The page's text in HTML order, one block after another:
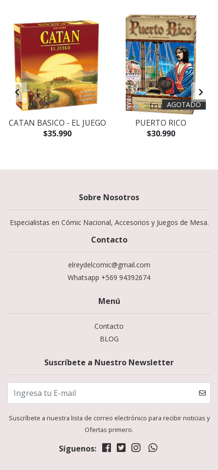
CATAN BASICO - EL JUEGO
$35.990
AGOTADO
PUERTO RICO
$30.990
Sobre Nosotros
Especialistas en Cómic Nacional, Accesorios y Juegos de Mesa.
Contacto
elreydelcomic@gmail.com
Whatsapp +569 94392674
Menú
Contacto
BLOG
Suscríbete a Nuestro Newsletter
Suscríbete a nuestra lista de correo electrónico para recibir noticias y
Ofertas primero.
Síguenos: